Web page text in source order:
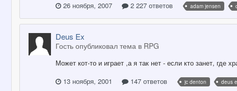
26 ноября, 2007
2 227 ответов adam jensen
Deus Ex
Гость опубликовал тема в RPG
Может кот-то и играет ,а я так нет - если кто занет,
13 ноября, 2001
147 ответов jc denton deus